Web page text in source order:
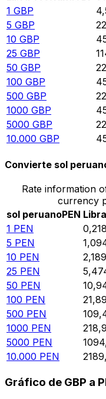
1 GBP
5 GBP
10 GBP
25 GBP
50 GBP
100 GBP
500 GBP
1000 GBP
5000 GBP
10.000 GBP
Convierte sol
Rate information
currency
sol peruanoPEN
1 PEN
5 PEN
10 PEN
25 PEN
50 PEN
100 PEN
500 PEN
1000 PEN
5000 PEN
10.000 PEN
Gráfico de GBP a